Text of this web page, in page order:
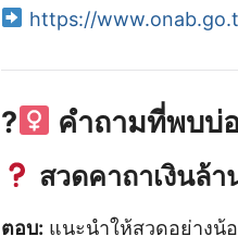
https://
?‍ คำถามที่พบบ่
สวดคาถาเงินล้
ตอบ: แนะนำให้สวดอย่างน้